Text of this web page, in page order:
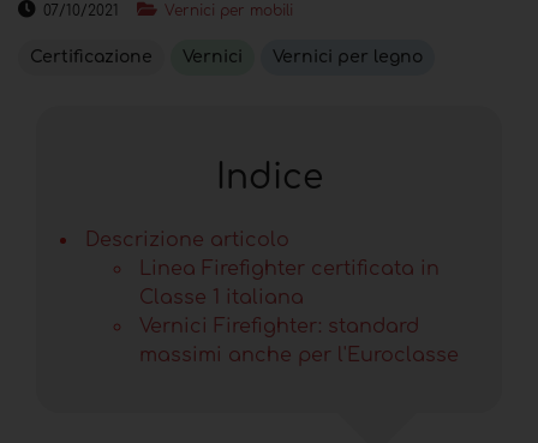
07/10/2021 Vernici per mobili
Certificazione Vernici Vernici per legno
Indice
Descrizione articolo
Linea Firefighter certificata in
Classe 1 italiana
Vernici Firefighter: standard
massimi anche per l'Euroclasse